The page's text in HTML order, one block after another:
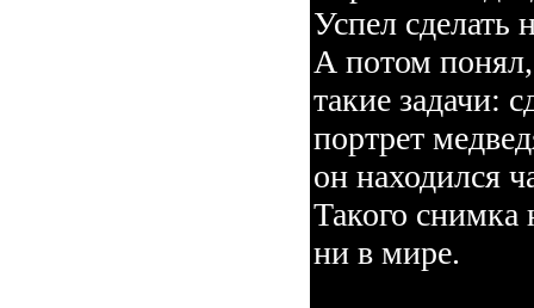
Успел сделать
А потом
такие задачи:
портрет
он находился
Такого снимка
ни в мире.